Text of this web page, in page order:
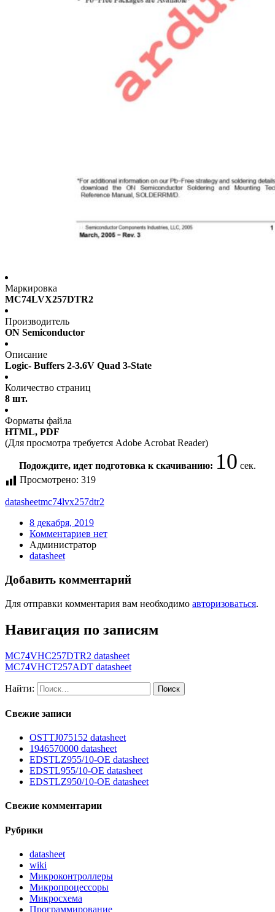
Маркировка
MC74LVX257DTR2
Производитель
ON Semiconductor
Описание
Logic- Buffers 2-3.6V Quad 3-State
Количество страниц
8 шт.
Форматы файла
HTML, PDF
(Для просмотра требуется Adobe Acrobat Reader)
Подождите, идет подготовка к скачиванию: 10 сек.
Просмотрено: 319
datasheetmc74lvx257dtr2
8 декабря, 2019
Комментариев нет
Администратор
datasheet
Добавить комментарий
Для отправки комментария вам необходимо авторизоваться.
Навигация по записям
MC74VHC257DTR2 datasheet
MC74VHCT257ADT datasheet
Найти:
Свежие записи
OSTTJ075152 datasheet
1946570000 datasheet
EDSTLZ955/10-OE datasheet
EDSTL955/10-OE datasheet
EDSTLZ950/10-OE datasheet
Свежие комментарии
Рубрики
datasheet
wiki
Микроконтроллеры
Микропроцессоры
Микросхема
Программирование